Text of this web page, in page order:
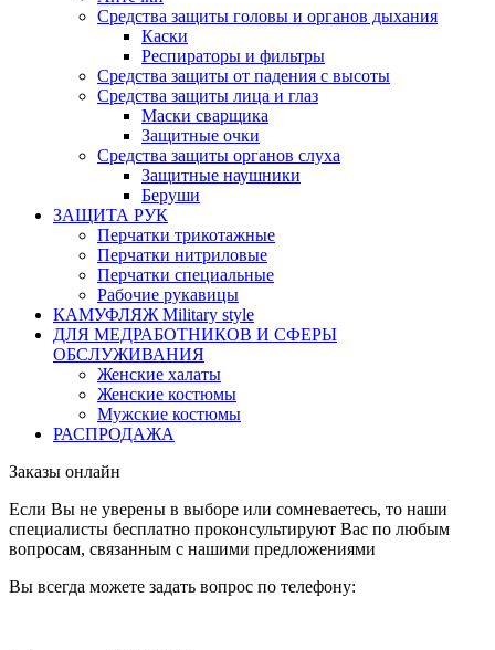
Средства защиты головы и органов дыхания
Каски
Респираторы и фильтры
Средства защиты от падения с высоты
Средства защиты лица и глаз
Маски сварщика
Защитные очки
Средства защиты органов слуха
Защитные наушники
Беруши
ЗАЩИТА РУК
Перчатки трикотажные
Перчатки нитриловые
Перчатки специальные
Рабочие рукавицы
КАМУФЛЯЖ Military style
ДЛЯ МЕДРАБОТНИКОВ И СФЕРЫ
ОБСЛУЖИВАНИЯ
Женские халаты
Женские костюмы
Мужские костюмы
РАСПРОДАЖА
Заказы онлайн
Если Вы не уверены в выборе или сомневаетесь, то наши
специалисты бесплатно проконсультируют Вас по любым
вопросам, связанным с нашими предложениями
Вы всегда можете задать вопрос по телефону: